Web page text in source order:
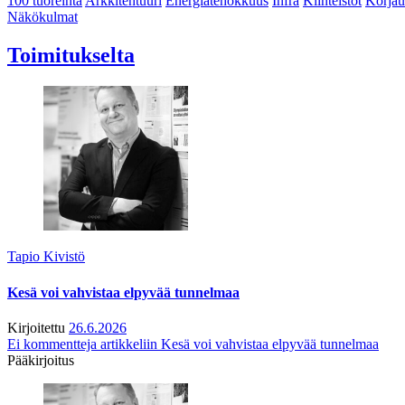
Näkökulmat
Toimitukselta
Tapio Kivistö
Kesä voi vahvistaa elpyvää tunnelmaa
Kirjoitettu 26.6.2026
Ei kommentteja artikkeliin Kesä voi vahvistaa elpyvää tunnelmaa
Pääkirjoitus